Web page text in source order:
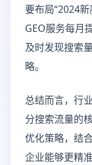
要布局“2024
GEO服务每月
及时发现搜索
略。
总结而言，行
分搜索流量的
优化策略，结
企业能够更精